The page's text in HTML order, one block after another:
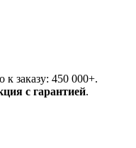
к заказу: 450 000+.
с гарантией.